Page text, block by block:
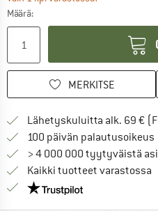
Määrä:
MERKITSE
Lähetyskuluitta alk. 69 €
100 päivän palautusoikeus
> 4 000 000 tyytyväistä
Kaikki tuotteet varastossa
Meillä on